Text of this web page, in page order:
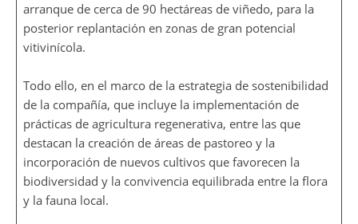
arranque de cerca de 90 hectáreas de viñedo, para la
posterior replantación en zonas de gran potencial
vitivinícola.
Todo ello, en el marco de la estrategia de sostenibilidad
de la compañía, que incluye la implementación de
prácticas de agricultura regenerativa, entre las que
destacan la creación de áreas de pastoreo y la
incorporación de nuevos cultivos que favorecen la
biodiversidad y la convivencia equilibrada entre la flora
y la fauna local.